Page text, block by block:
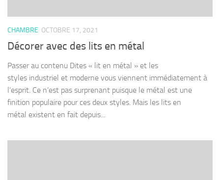
CHAMBRE OCTOBRE 17, 2021
Décorer avec des lits en métal
Passer au contenu Dites « lit en métal » et les
styles industriel et moderne vous viennent immédiatement à
l’esprit. Ce n’est pas surprenant puisque le métal est une
finition populaire pour ces deux styles. Mais les lits en
métal existent en fait depuis...